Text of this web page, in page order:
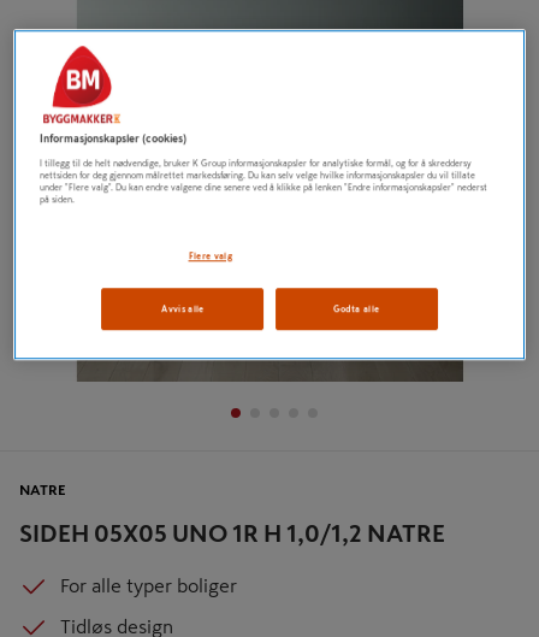
Tidligere
SIDEH 05X05 UNO 1R H 1,0/1,2 NATRE
NATRE
For alle typer boliger
Tidløs design
Informasjonskapsler (cookies)
I tillegg til de helt nødvendige, bruker K Group informasjonskapsler for analytiske formål, og for å skreddersy
nettsiden for deg gjennom målrettet markedsføring. Du kan selv velge hvilke informasjonskapsler du vil tillate
under "Flere valg". Du kan endre valgene dine senere ved å klikke på lenken "Endre informasjonskapsler" nederst
på siden.
Flere valg
Avvis alle Godta alle